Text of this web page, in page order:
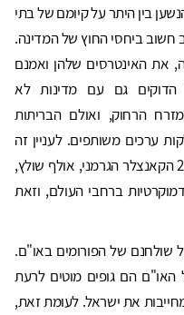
בין היתר על קיומם של בתי
חשוב ביחסי החוץ של המדינה.
את האינטרסים שלהן ואמנם
הדוקים גם עם מדינות לא
הרחוק, ואולם הבריתות
ערכים משותפים. לעניין זה
חשובים הדברים שפרסם בדצמבר 2022 הקאנצלר הגרמני, אולף שולץ,
ברחבי העולם, וזאת
שולחנם של הפורומים באו"ם.
הם גופים מוטים לרעת
את ישראל. לעומת זאת,